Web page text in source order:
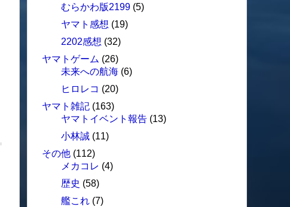
むらかわ版2199 (5)
ヤマト感想 (19)
2202感想 (32)
ヤマトゲーム (26)
未来への航海 (6)
ヒロレコ (20)
ヤマト雑記 (163)
ヤマトイベント報告 (13)
小林誠 (11)
その他 (112)
メカコレ (4)
歴史 (58)
艦これ (7)